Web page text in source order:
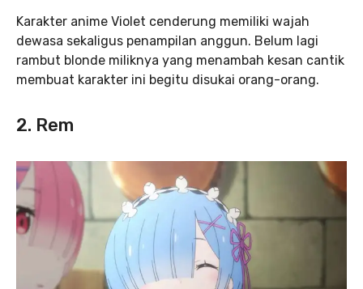
Karakter anime Violet cenderung memiliki wajah
dewasa sekaligus penampilan anggun. Belum lagi
rambut blonde miliknya yang menambah kesan cantik
membuat karakter ini begitu disukai orang-orang.
2. Rem